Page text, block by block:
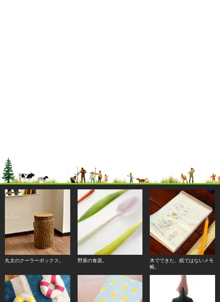
丸太のクーラーボックス。 野菜の食器。
木でできた、紙ではないメモ
帳。